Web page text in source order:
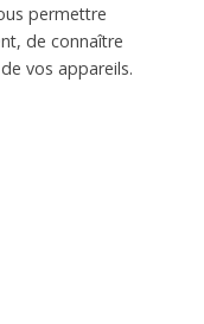
permettre
de connaître
vos appareils.